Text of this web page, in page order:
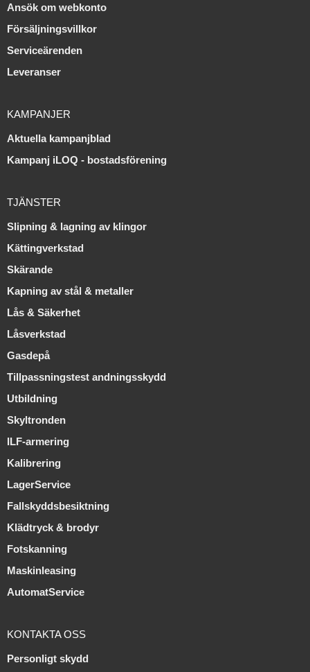
Ansök om webkonto
Försäljningsvillkor
Serviceärenden
Leveranser
KAMPANJER
Aktuella kampanjblad
Kampanj iLOQ - bostadsförening
TJÄNSTER
Slipning & lagning av klingor
Kättingverkstad
Skärande
Kapning av stål & metaller
Lås & Säkerhet
Låsverkstad
Gasdepå
Tillpassningstest andningsskydd
Utbildning
Skyltronden
ILF-armering
Kalibrering
LagerService
Fallskyddsbesiktning
Klädtryck & brodyr
Fotskanning
Maskinleasing
AutomatService
KONTAKTA OSS
Personligt skydd